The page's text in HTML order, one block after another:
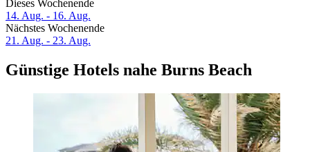
Dieses Wochenende
14. Aug. - 16. Aug.
Nächstes Wochenende
21. Aug. - 23. Aug.
Günstige Hotels nahe Burns Beach